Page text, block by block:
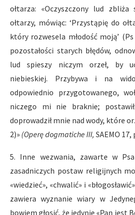
ołtarza: «Oczyszczony lud zbliża
ołtarzy, mówiąc: ‘Przystąpię do
który rozwesela młodość moją’
pozostałości starych błędów,
lud spieszy niczym orzeł, by
niebieskiej. Przybywa i na
odpowiednio przygotowanego,
niczego mi nie braknie;
doprowadził mnie nad wody, które
2)» (Operę dogmatiche III, SAEMO 17,
5. Inne wezwania, zawarte w
zasadniczych postaw religijnych
«wiedzieć», «chwalić» i
zawiera wyznanie wiary w
bowiem głosić, że jedynie «Pan jest